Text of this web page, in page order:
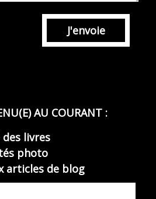
J'envoie
AU COURANT :
livres
photo
articles de blog